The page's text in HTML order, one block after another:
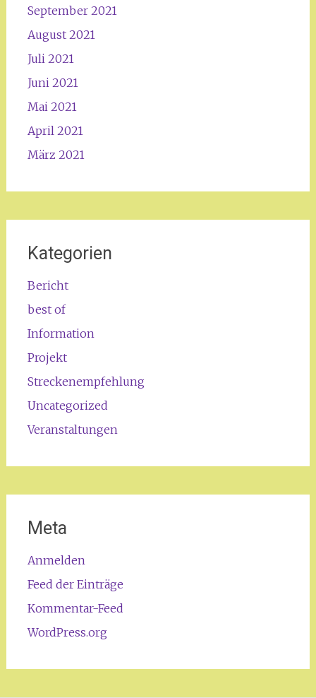
September 2021
August 2021
Juli 2021
Juni 2021
Mai 2021
April 2021
März 2021
Kategorien
Bericht
best of
Information
Projekt
Streckenempfehlung
Uncategorized
Veranstaltungen
Meta
Anmelden
Feed der Einträge
Kommentar-Feed
WordPress.org